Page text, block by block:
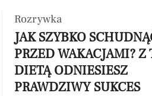
Rozrywka
JAK SZYBKO
PRZED WAKACJAMI? Z
DIETĄ ODNIESIESZ
PRAWDZIWY SUKCES